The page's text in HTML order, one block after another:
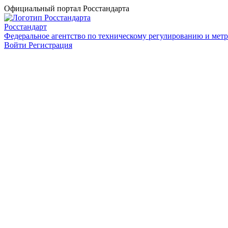
Официальный портал Росстандарта
Росстандарт
Федеральное агентство по техническому регулированию и
Войти Регистрация